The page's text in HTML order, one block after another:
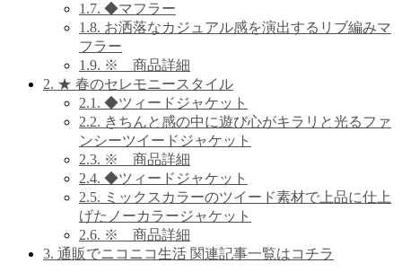
1.7. ◆マフラー
1.8. お洒落なカジュアル感を演出するリブ編みマ
フラー
1.9. ※ 商品詳細
2. ★ 春のセレモニースタイル
2.1. ◆ツィードジャケット
2.2. きちんと感の中に遊び心がキラリと光るファ
ンシーツイードジャケット
2.3. ※ 商品詳細
2.4. ◆ツィードジャケット
2.5. ミックスカラーのツイード素材で上品に仕上
げたノーカラージャケット
2.6. ※ 商品詳細
3. 通販でニコニコ生活 関連記事一覧はコチラ